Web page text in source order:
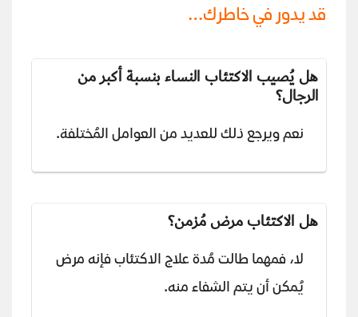
قد يدور في خاطرك…
هل يُصيب الاكتئاب النساء بنسبة أكبر من
الرجال؟
نعم ويرجع ذلك للعديد من العوامل المُختلفة.
هل الاكتئاب مرض مُزمن؟
لا، فمهما طالت مُدة علاج الاكتئاب فإنه مرض
يُمكن أن يتم الشفاء منه.